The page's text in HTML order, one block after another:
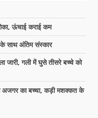
ऊंचाई कराई कम
साथ अंतिम संस्कार
जारी, गली में घुसे तीसरे बच्चे को
अजगर का बच्चा, कड़ी मशक्कत के